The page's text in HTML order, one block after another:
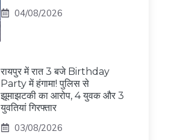
04/08/2026
रायपुर में रात 3 बजे Birthday
Party में हंगामा! पुलिस से
झूमाझटकी का आरोप, 4 युवक और 3
युवतियां गिरफ्तार
03/08/2026